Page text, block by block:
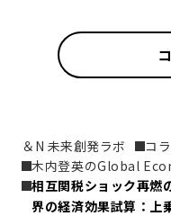
＆N 未来創発ラボ
コ
木内登英のGlobal
相互関税ショック再燃
界の経済効果試算：上